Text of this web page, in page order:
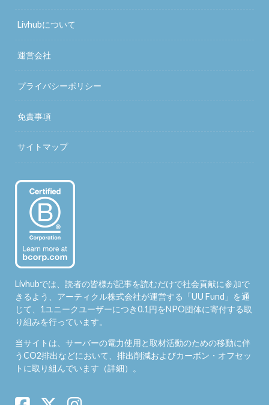
Livhubについて
運営会社
プライバシーポリシー
免責事項
サイトマップ
Livhubでは、読者の皆様が記事を読むだけで社会貢献に参加で
きるよう、アーティクル株式会社が運営する「UU Fund 」を通
じて、1ユニークユーザーにつき0.1円をNPO団体に寄付する取
り組みを行っています。
当サイトは、サーバーの電力使用と取材活動のための移動に伴
うCO2排出などにおいて、排出削減およびカーボン・オフセッ
トに取り組んでいます（詳細）。